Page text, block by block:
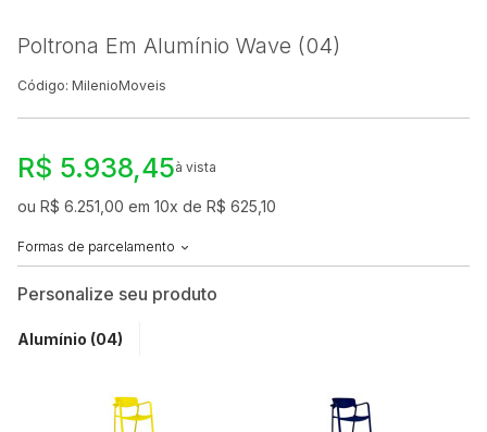
Poltrona Em Alumínio Wave (04)
Código: MilenioMoveis
R$ 5.938,45à vista
ou R$ 6.251,00 em 10x de R$ 625,10
Formas de parcelamento
Personalize seu produto
Alumínio (04)